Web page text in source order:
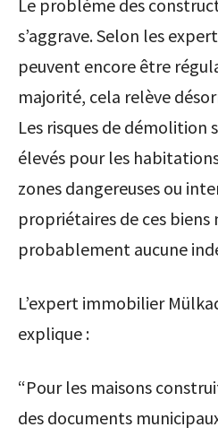
Le problème des
s’aggrave. Selon les
peuvent encore être
majorité, cela relève
Les risques de
élevés pour les
zones dangereuses ou
propriétaires de ces biens
probablement aucune
L’expert immobilier
explique :
“Pour les maisons
des documents